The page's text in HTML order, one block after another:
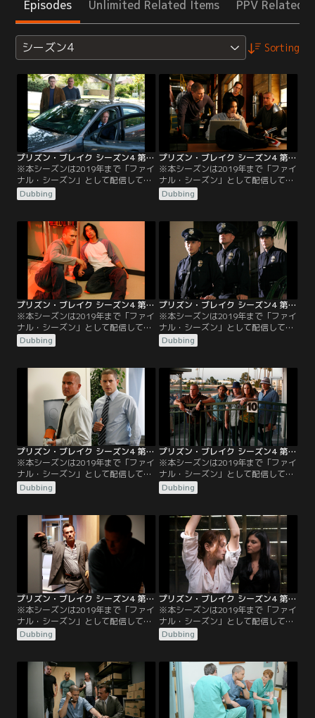
Episodes Unlimited Related Items PPV Related
シーズン4 Sorting
プリズン・ブレイク シーズン4 第01話／吹替
※本シーズンは2019年まで「ファイ
ナル・シーズン」として配信してい
ました／吹替／第01話 スキュラ／サ
ラの死をめぐり、マイケルはウィス
うとするが、ロサンゼルスで信じら
れないような事実を知らされる。そ
してマホーンは壊滅的な損失を被っ
てしまう。マイケルとリンカーンは
仲間と再会。
Dubbing
プリズン・ブレイク シーズン4 第02話／吹替
※本シーズンは2019年まで「ファイ
ナル・シーズン」として配信してい
ました／吹替／第02話 オデュッセイ
ア／第1話の後編。一行は国土安全
を開始する。ティーバッグは逃走中
の飛行機の中で見捨てられてしま
Dubbing
プリズン・ブレイク シーズン4 第03話／吹替
※本シーズンは2019年まで「ファイ
ナル・シーズン」として配信してい
ました／吹替／第03話 シャットダウ
ン ／マイケルとチームは、1日で次
刑務所に逆戻りに。マホーンはサラ
の居場所を聞き出そうとするワイア
ットに報復。ティーバッグは新しい
自分と未来への扉を見つける。
Dubbing
プリズン・ブレイク シーズン4 第04話／吹替
※本シーズンは2019年まで「ファイ
ナル・シーズン」として配信してい
ました／吹替／第04話 ワシと天使／
マイケル、リンカーン、スクレの3
ために警察に潜入しなければならな
くなる。サラは新たな死に直面し、
昔の習慣に戻ってしまう。ティーバ
ッグは新しい仕事を始めて昔の友人
に遭遇し、ある疑念を抱く。
Dubbing
プリズン・ブレイク シーズン4 第05話／吹替
※本シーズンは2019年まで「ファイ
ナル・シーズン」として配信してい
ました／吹替／第05話 金庫破り／マ
イケルは、次のカードキーを財務省
ティーバッグを捜す。ワイアットは
グレッチェンと個人的な話をする。
Dubbing
プリズン・ブレイク シーズン4 第06話／吹替
※本シーズンは2019年まで「ファイ
ナル・シーズン」として配信してい
ました／吹替／第06話 チームプレー
／マイケルと仲間達はカードキー所
ホーンは貴重なものを持ったまま捕
まってしまう。グレッチェンは家族
との再会を果たし、セルフはワイア
ットの監視下に入る。ティーバッグ
はウィスラーの暗号を解き始める。
Dubbing
プリズン・ブレイク シーズン4 第07話／吹替
※本シーズンは2019年まで「ファイ
ナル・シーズン」として配信してい
ました／吹替／第07話 ハードウェイ
／リンカーンはメンバーをラスベガ
えない提案を受ける。サラはマイケ
ルの病状を知る。ローランドは運を
使い果たしてしまい、グレッチェン
はティーバッグと組んで、マイケル
が断れないような提案をする。
Dubbing
プリズン・ブレイク シーズン4 第08話／吹替
※本シーズンは2019年まで「ファイ
ナル・シーズン」として配信してい
ました／吹替／第08話 代償／リンカ
ーンとスクレはパッドマンを標的に
ーを手に入れる。グレッチェンはサ
ラに決着をつける機会を与える。マ
イケルとローランドはそれぞれ別の
悪魔と取引をし、チームのメンバー
が銃弾を浴びることになる。
Dubbing